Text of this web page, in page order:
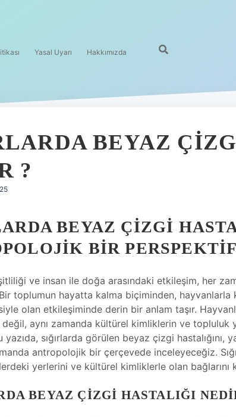
Yasal Uyarı Hakkımızda
BEYAZ
?
BEYAZ ÇIZGI
BIR PERSPEKTIF
ve insan ile doğa arasındaki etkileşim, her
toplumun hayatta kalma biçiminden,
olan etkileşiminde derin bir anlam taşır.
aynı zamanda kültürel kimliklerin ve topluluk
yazıda, sığırlarda görülen beyaz çizgi
antropolojik bir çerçevede inceleyeceğiz.
yerlerini ve kültürel kimliklerle olan bağlarını
BEYAZ ÇIZGI HASTALIĞI